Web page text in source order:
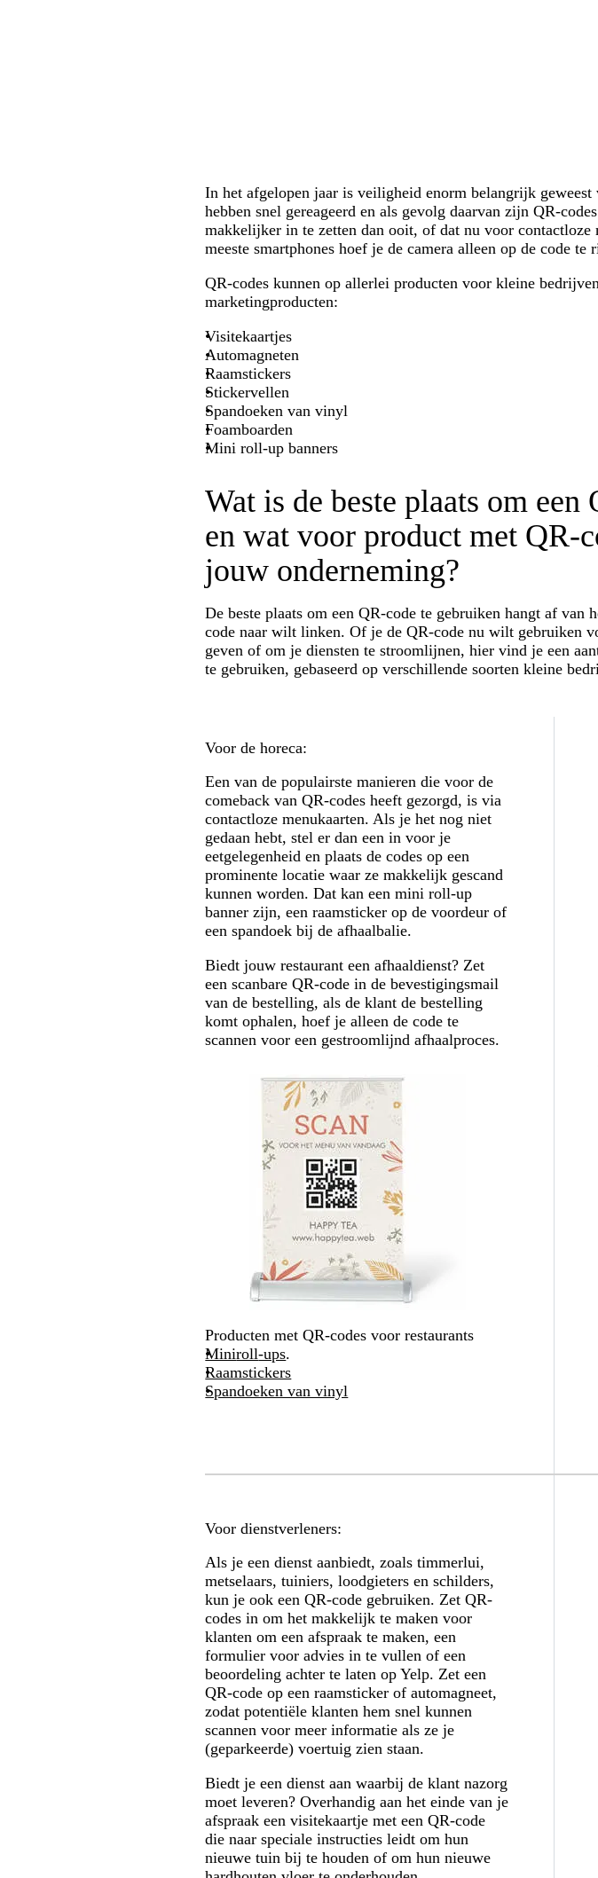
In het afgelopen jaar is veiligheid enorm belangrijk
hebben snel gereageerd en als gevolg daarvan zijn QR-
makkelijker in te zetten dan ooit, of dat nu voor
meeste smartphones hoef je de camera alleen op de code
QR-codes kunnen op allerlei producten voor kleine
marketingproducten:
Visitekaartjes
Automagneten
Raamstickers
Stickervellen
Spandoeken van vinyl
Foamboarden
Mini roll-up banners
Wat is de beste plaats om
en wat voor product met QR-
jouw onderneming?
De beste plaats om een QR-code te gebruiken hangt af
code naar wilt linken. Of je de QR-code nu wilt gebruiken
geven of om je diensten te stroomlijnen, hier vind je een
te gebruiken, gebaseerd op verschillende soorten kleine
Voor de horeca:
Een van de populairste manieren die voor de
comeback van QR-codes heeft gezorgd, is via
contactloze menukaarten. Als je het nog niet
gedaan hebt, stel er dan een in voor je
eetgelegenheid en plaats de codes op een
prominente locatie waar ze makkelijk gescand
kunnen worden. Dat kan een mini roll-up
banner zijn, een raamsticker op de voordeur of
een spandoek bij de afhaalbalie.
Biedt jouw restaurant een afhaaldienst? Zet
een scanbare QR-code in de bevestigingsmail
van de bestelling, als de klant de bestelling
komt ophalen, hoef je alleen de code te
scannen voor een gestroomlijnd afhaalproces.
Producten met QR-codes voor restaurants
Miniroll-ups.
Raamstickers
Spandoeken van vinyl
Voor dienstverleners:
Als je een dienst aanbiedt, zoals timmerlui,
metselaars, tuiniers, loodgieters en schilders,
kun je ook een QR-code gebruiken. Zet QR-
codes in om het makkelijk te maken voor
klanten om een afspraak te maken, een
formulier voor advies in te vullen of een
beoordeling achter te laten op Yelp. Zet een
QR-code op een raamsticker of automagneet,
zodat potentiële klanten hem snel kunnen
scannen voor meer informatie als ze je
(geparkeerde) voertuig zien staan.
Biedt je een dienst aan waarbij de klant nazorg
moet leveren? Overhandig aan het einde van je
afspraak een visitekaartje met een QR-code
die naar speciale instructies leidt om hun
nieuwe tuin bij te houden of om hun nieuwe